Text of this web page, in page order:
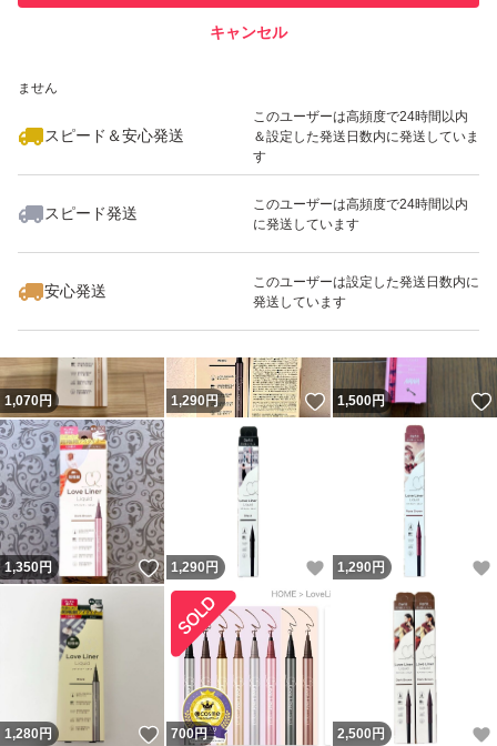
ません
スピード＆安心発送
このユーザーは高頻度で24時間以内
＆設定した発送日数内に発送していま
す
スピード発送
このユーザーは高頻度で24時間以内
に発送しています
安心発送
このユーザーは設定した発送日数内に
発送しています
キャンセル
いいね！
1,299
1,070円 1,290円 いいね！
1,500円
1,350円 いいね！
1,290 円 いいね！
1,290 円
1,280円 いいね！
700円 2,500 円